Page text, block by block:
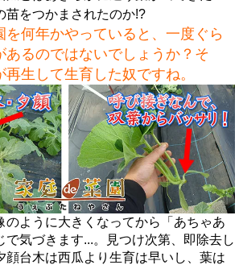
苗をつかまされたのか!?
を何年かやっていると、一度ぐら
あるのではないでしょうか？そ
生して生育した奴ですね。
のように大きくなってから「あちゃあ
で気づきます...。見つけ次第、即除去し
顔台木は西瓜より生育は早いし、葉は